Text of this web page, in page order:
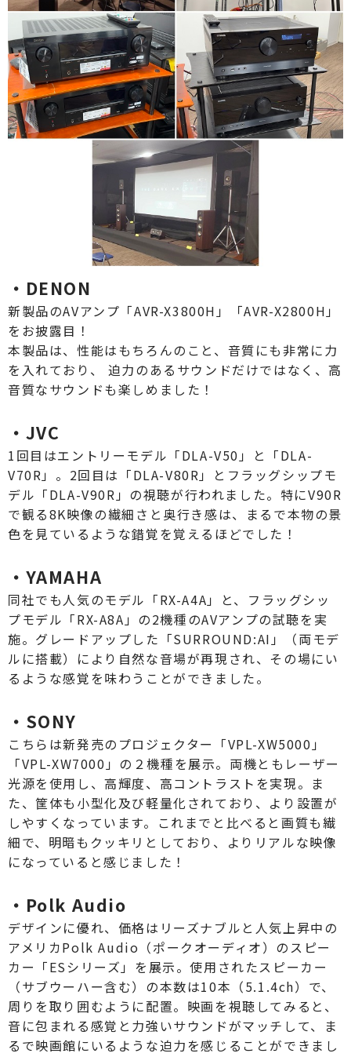
・DENON
新製品のAVアンプ「AVR-X3800H」「AVR-X2800H」
をお披露目！
本製品は、性能はもちろんのこと、音質にも非常に力
を入れており、 迫力のあるサウンドだけではなく、高
音質なサウンドも楽しめました！
・JVC
1回目はエントリーモデル「DLA-V50」と「DLA-
V70R」。2回目は「DLA-V80R」とフラッグシップモ
デル「DLA-V90R」の視聴が行われました。特にV90R
で観る8K映像の繊細さと奥行き感は、まるで本物の景
色を見ているような錯覚を覚えるほどでした！
・YAMAHA
同社でも人気のモデル「RX-A4A」と、フラッグシッ
プモデル「RX-A8A」の2機種のAVアンプの試聴を実
施。グレードアップした「SURROUND:AI」（両モデ
ルに搭載）により自然な音場が再現され、その場にい
るような感覚を味わうことができました。
・SONY
こちらは新発売のプロジェクター「VPL-XW5000」
「VPL-XW7000」の２機種を展示。両機ともレーザー
光源を使用し、高輝度、高コントラストを実現。ま
た、筐体も小型化及び軽量化されており、より設置が
しやすくなっています。これまでと比べると画質も繊
細で、明暗もクッキリとしており、よりリアルな映像
になっていると感じました！
・Polk Audio
デザインに優れ、価格はリーズナブルと人気上昇中の
アメリカPolk Audio（ポークオーディオ）のスピー
カー「ESシリーズ」を展示。使用されたスピーカー
（サブウーハー含む）の本数は10本（5.1.4ch）で、
周りを取り囲むように配置。映画を視聴してみると、
音に包まれる感覚と力強いサウンドがマッチして、ま
るで映画館にいるような迫力を感じることができまし